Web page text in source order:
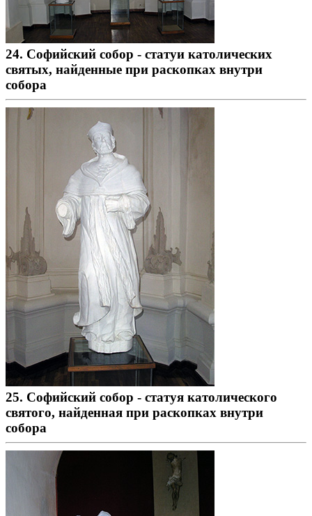
24. Софийский собор - статуи католических
святых, найденные при раскопках внутри
собора
25. Софийский собор - статуя католического
святого, найденная при раскопках внутри
собора